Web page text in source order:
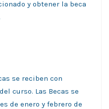
y obtener la beca
se reciben con
curso. Las Becas se
de enero y febrero de